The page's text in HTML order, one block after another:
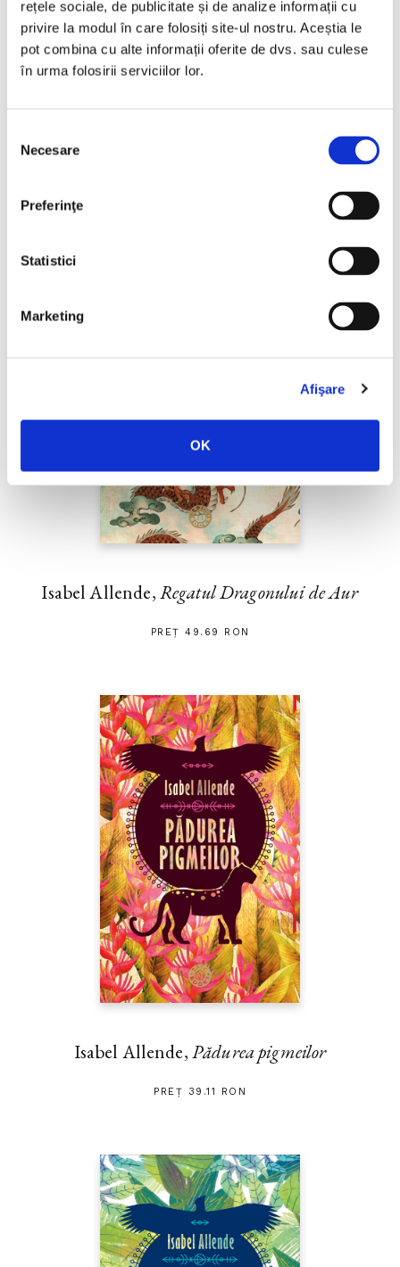
rețele sociale, de publicitate și de analize informații cu
privire la modul în care folosiți site-ul nostru. Aceștia le
pot combina cu alte informații oferite de dvs. sau culese
în urma folosirii serviciilor lor.
consimțământului
Necesare
Preferinţe
Statistici
Marketing
Afişare
OK
Isabel Allende,Regatul Dragonului de Aur
PREȚ 49.69 RON
Isabel Allende,Pădurea pigmeilor
PREȚ 39.11 RON